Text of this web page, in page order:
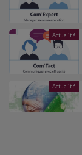
Actualité
Actualité